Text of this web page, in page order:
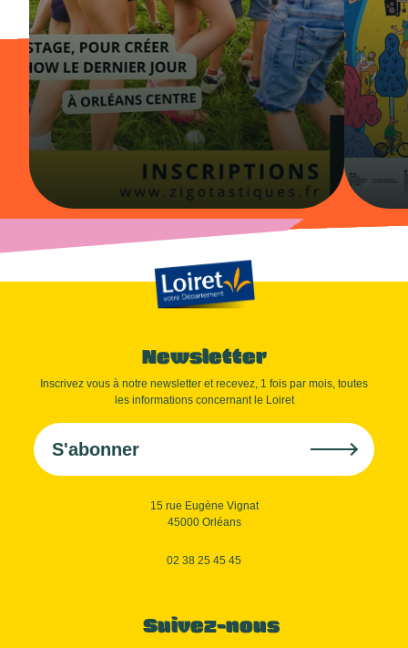
Newsletter
Inscrivez vous à notre newsletter et recevez, 1 fois par mois, toutes
les informations concernant le Loiret
S'abonner
15 rue Eugène Vignat
45000 Orléans
02 38 25 45 45
Suivez-nous